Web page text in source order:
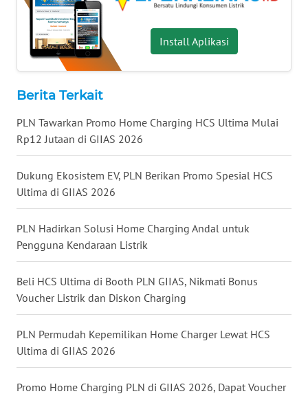
Install Aplikasi
Berita Terkait
PLN Tawarkan Promo Home Charging HCS Ultima Mulai
Rp12 Jutaan di GIIAS 2026
Dukung Ekosistem EV, PLN Berikan Promo Spesial HCS
Ultima di GIIAS 2026
PLN Hadirkan Solusi Home Charging Andal untuk
Pengguna Kendaraan Listrik
Beli HCS Ultima di Booth PLN GIIAS, Nikmati Bonus
Voucher Listrik dan Diskon Charging
PLN Permudah Kepemilikan Home Charger Lewat HCS
Ultima di GIIAS 2026
Promo Home Charging PLN di GIIAS 2026, Dapat Voucher
WN
NUSANTARA
WN
JOGJA
JATIM
BALI
KALBAR
WN
KALTENG
WN
KALTARA
WN
KALSEL